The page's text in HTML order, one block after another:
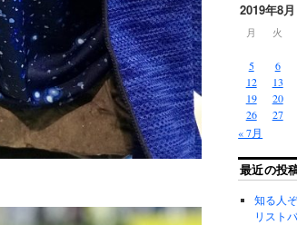
2019年8月
月 火
« 7月
5
6
12
13
19
20
26
27
最近の投
知る人
リスト